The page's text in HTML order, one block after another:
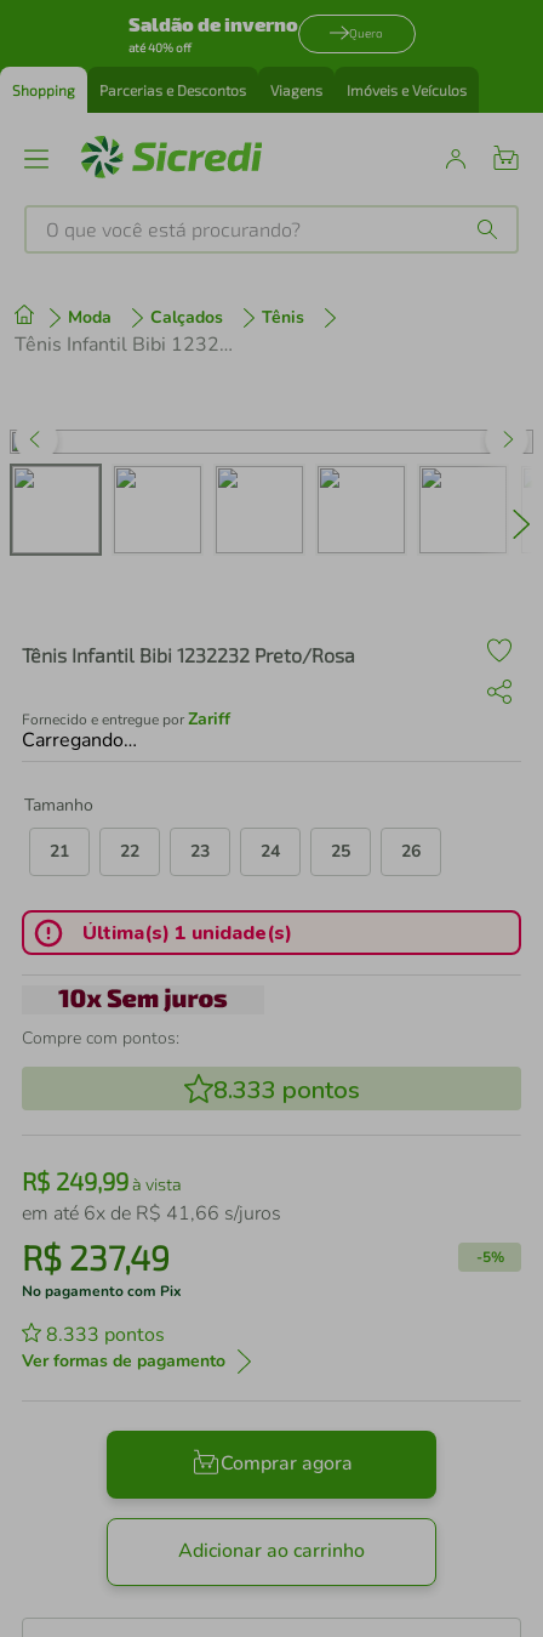
Saldão de inverno
até 40% off
Quero
Shopping Parcerias e Descontos Viagens Imóveis e Veículos
O que você está procurando?
Moda Calçados Tênis
Tênis Infantil Bibi 1232232 Preto/Rosa
Tênis Infantil Bibi 1232232 Preto/Rosa
Fornecido e entregue porZariff
Carregando…
Tamanho
21
22 23 24 25 26
Última(s) 1 unidade(s)
Compre com pontos:
8.333 pontos
R$ 249,99à vista
em até 6x de R$ 41,66 s/juros
R$ 237,49 -5%
No pagamento com Pix
8.333 pontos
Ver formas de pagamento
Comprar agora
Adicionar ao carrinho
1º tenis
perfume